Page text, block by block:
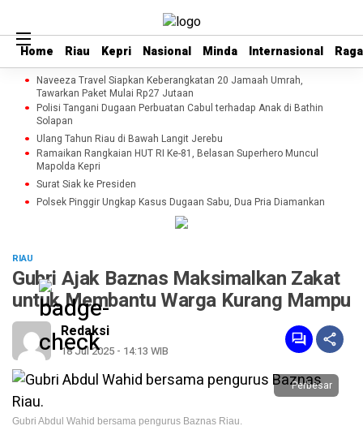
Home Riau Kepri Nasional Minda Internasional
Home Riau Kepri Nasional Minda Internasional
Naveeza Travel Siapkan Keberangkatan 20 Jamaah Umrah,
Tawarkan Paket Mulai Rp27 Jutaan
Polisi Tangani Dugaan Perbuatan Cabul terhadap Anak di Bathin
Solapan
Ulang Tahun Riau di Bawah Langit Jerebu
Ramaikan Rangkaian HUT RI Ke-81, Belasan Superhero Muncul
Mapolda Kepri
Surat Siak ke Presiden
Polsek Pinggir Ungkap Kasus Dugaan Sabu, Dua Pria Diamankan
RIAU
Gubri Ajak Baznas Maksimalkan Zakat
untuk Membantu Warga Kurang Mampu
Redaksi
18 Jul 2025 - 14:13 WIB
Perbesar
Gubri Abdul Wahid bersama pengurus Baznas Riau.